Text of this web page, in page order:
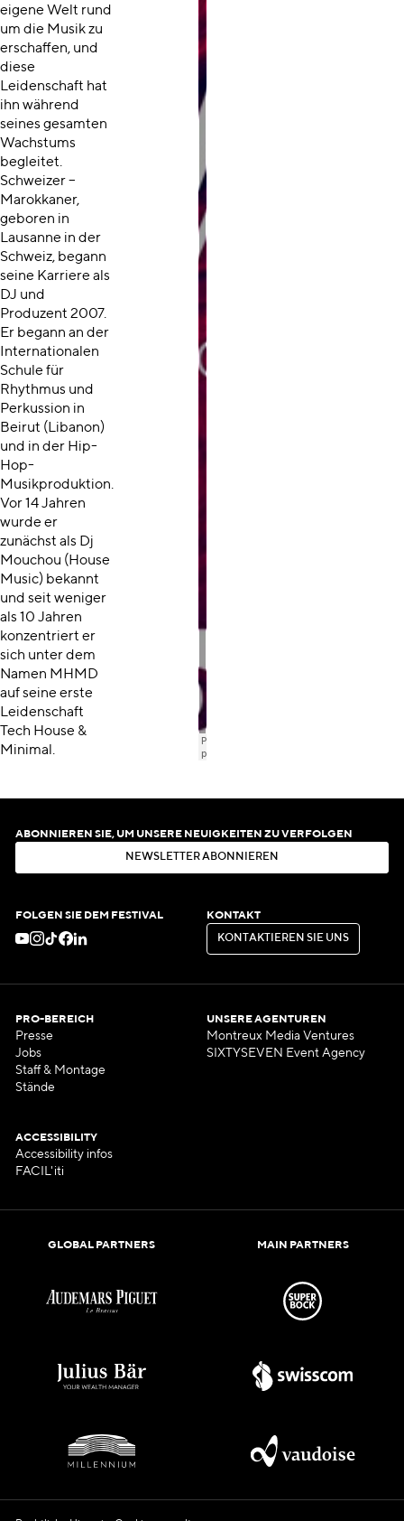
eigene Welt rund
um die Musik zu
erschaffen, und
diese
Leidenschaft hat
ihn während
seines gesamten
Wachstums
begleitet.
Schweizer –
Marokkaner,
geboren in
Lausanne in der
Schweiz, begann
seine Karriere als
DJ und
Produzent 2007.
Er begann an der
Internationalen
Schule für
Rhythmus und
Perkussion in
Beirut (Libanon)
und in der Hip-
Hop-
Musikproduktion.
Vor 14 Jahren
wurde er
zunächst als Dj
Mouchou (House
Music) bekannt
und seit weniger
als 10 Jahren
konzentriert er
sich unter dem
Namen MHMD
auf seine erste
Leidenschaft
Tech House &
Minimal.
ABONNIEREN SIE, UM UNSERE NEUIGKEITEN ZU VERFOLGEN
N EWSLET ERABON N EREN
FOLGEN SIE DEM FESTIVAL KONTAKT
KON AKT EREN SI E UN S
KONTAKTIERENSIEUNS
PRO-BEREICH
Presse
Jobs
Staff & Montage
Stände
UNSERE AGENTUREN
Montreux Media Ventures
SIXTYSEVEN Event Agency
ACCESSIBILITY
Accessibility infos
FACIL'iti
GLOBAL PARTNERS MAIN PARTNERS